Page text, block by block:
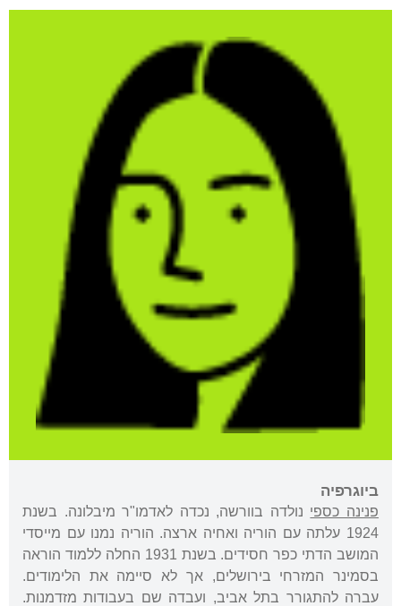
ביוגרפיה
פנינה כספי נולדה בוורשה, נכדה לאדמו"ר מיבלונה. בשנת
1924 עלתה עם הוריה ואחיה ארצה. הוריה נמנו עם מייסדי
המושב הדתי כפר חסידים. בשנת 1931 החלה ללמוד הוראה
בסמינר המזרחי בירושלים, אך לא סיימה את הלימודים.
עברה להתגורר בתל אביב, ועבדה שם בעבודות מזדמנות.